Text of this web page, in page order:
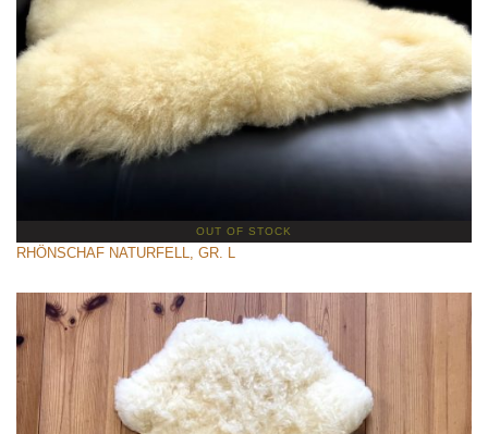
OUT OF STOCK
RHÖNSCHAF NATURFELL, GR. L